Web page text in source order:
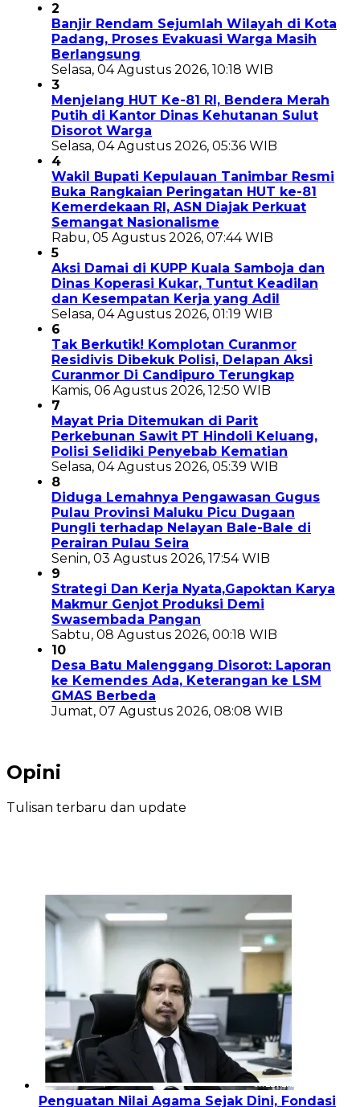
2
Banjir Rendam Sejumlah Wilayah di Kota
Padang, Proses Evakuasi Warga Masih
Berlangsung
Selasa, 04 Agustus 2026, 10:18 WIB
3
Menjelang HUT Ke-81 RI, Bendera Merah
Putih di Kantor Dinas Kehutanan Sulut
Disorot Warga
Selasa, 04 Agustus 2026, 05:36 WIB
4
Wakil Bupati Kepulauan Tanimbar Resmi
Buka Rangkaian Peringatan HUT ke-81
Kemerdekaan RI, ASN Diajak Perkuat
Semangat Nasionalisme
Rabu, 05 Agustus 2026, 07:44 WIB
5
Aksi Damai di KUPP Kuala Samboja dan
Dinas Koperasi Kukar, Tuntut Keadilan
dan Kesempatan Kerja yang Adil
Selasa, 04 Agustus 2026, 01:19 WIB
6
Tak Berkutik! Komplotan Curanmor
Residivis Dibekuk Polisi, Delapan Aksi
Curanmor Di Candipuro Terungkap
Kamis, 06 Agustus 2026, 12:50 WIB
7
Mayat Pria Ditemukan di Parit
Perkebunan Sawit PT Hindoli Keluang,
Polisi Selidiki Penyebab Kematian
Selasa, 04 Agustus 2026, 05:39 WIB
8
Diduga Lemahnya Pengawasan Gugus
Pulau Provinsi Maluku Picu Dugaan
Pungli terhadap Nelayan Bale-Bale di
Perairan Pulau Seira
Senin, 03 Agustus 2026, 17:54 WIB
9
Strategi Dan Kerja Nyata,Gapoktan Karya
Makmur Genjot Produksi Demi
Swasembada Pangan
Sabtu, 08 Agustus 2026, 00:18 WIB
10
Desa Batu Malenggang Disorot: Laporan
ke Kemendes Ada, Keterangan ke LSM
GMAS Berbeda
Jumat, 07 Agustus 2026, 08:08 WIB
Opini
Tulisan terbaru dan update
Penguatan Nilai Agama Sejak Dini, Fondasi